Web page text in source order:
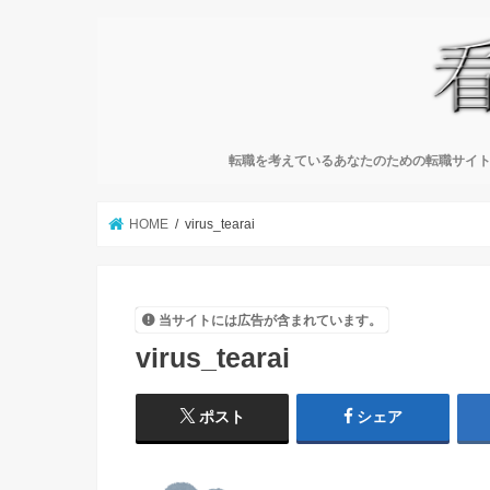
転職を考えているあなたのための転職サイ
HOME virus_tearai
当サイトには広告が含まれています。
virus_tearai
ポスト シェア